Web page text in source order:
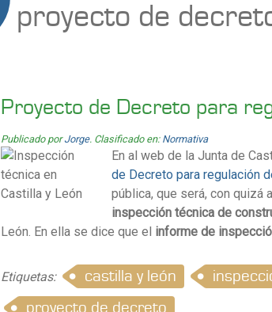
proyecto de
Proyecto de Decreto para
Publicado porJorge. Clasificado en: Normativa
En al web de la Junta de
de Decreto para regulación
pública, que será, con quizá
inspección técnica de
León. En ella se dice que el informe de
Etiquetas: castilla y león
proyecto de decreto